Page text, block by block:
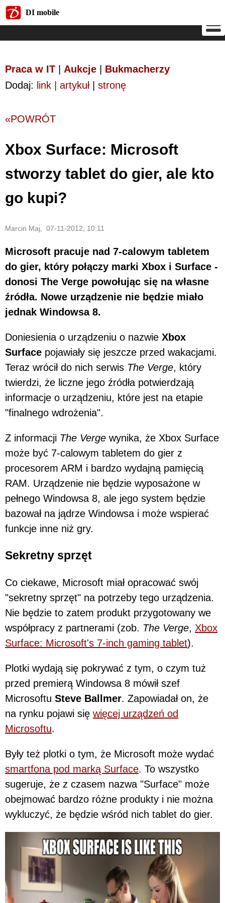
DI mobile
Praca w IT Aukcje
Bukmacherzy
Dodaj: link | artykuł| stronę
«POWRÓT
Xbox Surface: Microsoft
stworzy tablet do gier, ale kto
go kupi?
Marcin Maj, 07-11-2012, 10:11
Microsoft pracuje nad 7-calowym tabletem
do gier, który połączy marki Xbox i Surface -
donosi The Verge powołując się na własne
źródła. Nowe urządzenie nie będzie miało
jednak Windowsa 8.
Doniesienia o urządzeniu o nazwie Xbox
Surface pojawiały się jeszcze przed wakacjami.
Teraz wrócił do nich serwis The Verge, który
twierdzi, że liczne jego źródła potwierdzają
informacje o urządzeniu, które jest na etapie
"finalnego wdrożenia".
Z informacji The Verge wynika, że Xbox Surface
może być 7-calowym tabletem do gier z
procesorem ARM i bardzo wydajną pamięcią
RAM. Urządzenie nie będzie wyposażone w
pełnego Windowsa 8, ale jego system będzie
bazował na jądrze Windowsa i może wspierać
funkcje inne niż gry.
Sekretny sprzęt
Co ciekawe, Microsoft miał opracować swój
"sekretny sprzęt" na potrzeby tego urządzenia.
Nie będzie to zatem produkt przygotowany we
współpracy z partnerami (zob. The Verge, Xbox
Surface: Microsoft's 7-inch gaming tablet).
Plotki wydają się pokrywać z tym, o czym tuż
przed premierą Windowsa 8 mówił szef
Microsoftu Steve Ballmer. Zapowiadał on, że
na rynku pojawi się więcej urządzeń od
Microsoftu.
Były też plotki o tym, że Microsoft może wydać
smartfona pod marką Surface. To wszystko
sugeruje, że z czasem nazwa "Surface" może
obejmować bardzo różne produkty i nie można
wykluczyć, że będzie wśród nich tablet do gier.
DI mobile